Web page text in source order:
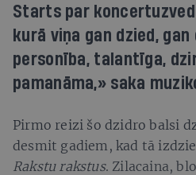
Starts par
kurā viņa gan dzied, gan
personība, talantīga,
pamanāma,» saka
Pirmo reizi šo dzidro balsi
desmit gadiem, kad tā
Rakstu rakstus. Zilacaina,